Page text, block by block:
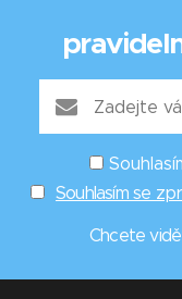
Souhlasím se
Chcete